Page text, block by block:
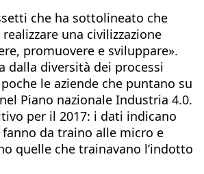
che ha sottolineato che
una civilizzazione
promuovere e sviluppare».
dalla diversità dei processi
le aziende che puntano su
Piano nazionale Industria 4.0.
per il 2017: i dati indicano
da traino alle micro e
quelle che trainavano l’indotto